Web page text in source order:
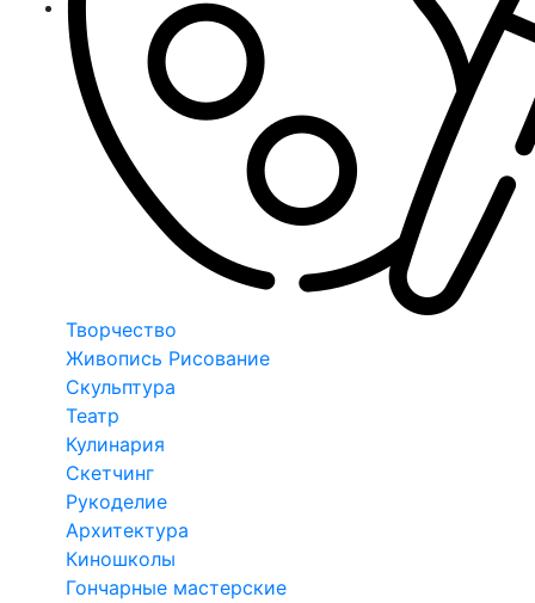
Творчество
Живопись Рисование
Скульптура
Театр
Кулинария
Скетчинг
Рукоделие
Архитектура
Киношколы
Гончарные мастерские